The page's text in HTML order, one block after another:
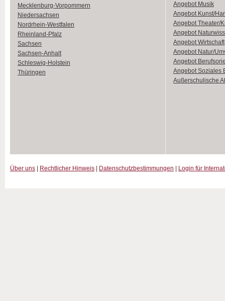
Mecklenburg-Vorpommern
Niedersachsen
Nordrhein-Westfalen
Rheinland-Pfalz
Sachsen
Sachsen-Anhalt
Schleswig-Holstein
Thüringen
Angebot Musik
Angebot Kunst/
Angebot Theater/
Angebot
Angebot Wirtschaft
Angebot Natur/
Angebot
Angebot Soziales
Außerschulische
Über uns Rechtlicher Hinweis Datenschutzbestimmungen Login für